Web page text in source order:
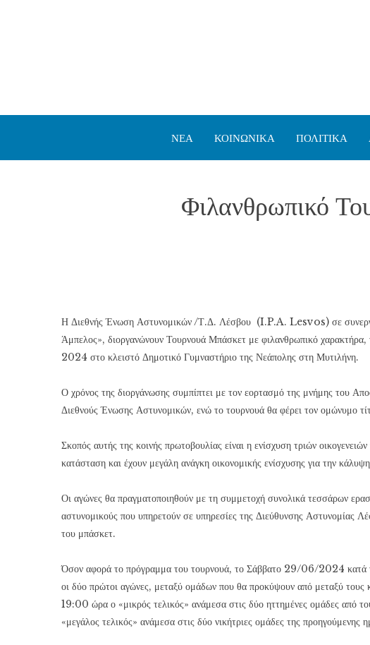
ΝΕΑ ΚΟΙΝΩΝΙΚΑ ΠΟΛΙΤΙΚΑ
Φιλανθρωπικό
Η Διεθνής Ένωση Αστυνομικών /Τ.Δ. Λέσβου (I.P.A. Lesvos) σε
Άμπελος», διοργανώνουν Τουρνουά Μπάσκετ με φιλανθρωπικό
2024 στο κλειστό Δημοτικό Γυμναστήριο της Νεάπολης στη Μυτιλήνη.
Ο χρόνος της διοργάνωσης συμπίπτει με τον εορτασμό της μνήμης του
Διεθνούς Ένωσης Αστυνομικών, ενώ το τουρνουά θα φέρει τον ομώνυμο
Σκοπός αυτής της κοινής πρωτοβουλίας είναι η ενίσχυση τριών
κατάσταση και έχουν μεγάλη ανάγκη οικονομικής ενίσχυσης για την
Οι αγώνες θα πραγματοποιηθούν με τη συμμετοχή συνολικά τεσσάρων
αστυνομικούς που υπηρετούν σε υπηρεσίες της Διεύθυνσης Αστυνομίας
του μπάσκετ.
Όσον αφορά το πρόγραμμα του τουρνουά, το Σάββατο 29/06/2024 κατά
οι δύο πρώτοι αγώνες, μεταξύ ομάδων που θα προκύψουν από μεταξύ
19:00 ώρα ο «μικρός τελικός» ανάμεσα στις δύο ηττημένες ομάδες
«μεγάλος τελικός» ανάμεσα στις δύο νικήτριες ομάδες της προηγούμενης